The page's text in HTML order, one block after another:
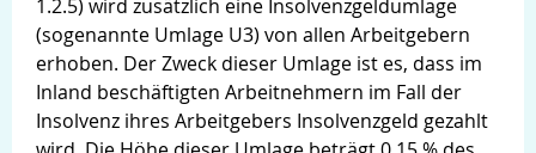
1.2.5) wird zusätzlich eine Insolvenzgeldumlage
(sogenannte Umlage U3) von allen Arbeitgebern
erhoben. Der Zweck dieser Umlage ist es, dass im
Inland beschäftigten Arbeitnehmern im Fall der
Insolvenz ihres Arbeitgebers Insolvenzgeld gezahlt